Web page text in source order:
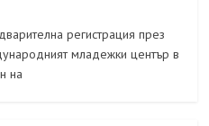
регистрация през
младежки център в
на